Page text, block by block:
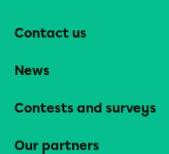
Contact us
News
Contests and surveys
Our partners